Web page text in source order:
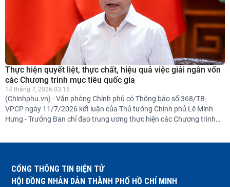
Thực hiện quyết liệt, thực chất, hiệu quả việc giải ngân vốn
các Chương trình mục tiêu quốc gia
14 tháng 7, 2026 03:16
(Chinhphu.vn) - Văn phòng Chính phủ có Thông báo số 368/TB-
VPCP ngày 11/7/2026 kết luận của Thủ tướng Chính phủ Lê Minh
Hưng - Trưởng Ban chỉ đạo trung ương thực hiện các Chương trình
CỔNG THÔNG TIN ĐIỆN TỬ
HỘI ĐỒNG NHÂN DÂN THÀNH PHỐ HỒ CHÍ MINH